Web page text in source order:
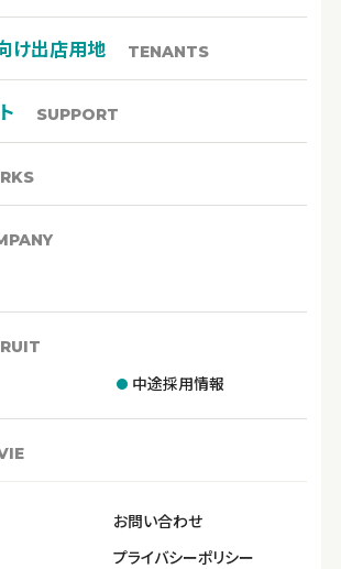
け出店用地 TENANTS
SUPPORT
中途採用情報
お問い合わせ
プライバシーポリシー